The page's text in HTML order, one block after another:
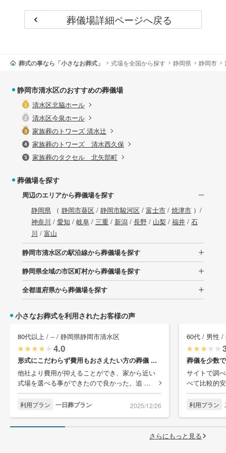
葬儀場詳細ページへ戻る
葬式の事なら「小さなお葬式」 式場を全国から探す 静岡県 静岡市
静岡市清水区のおすすめの葬儀場
清水区北脇ホール
清水区今泉ホール
家族葬のトワーズ 清水辻
家族葬のトワーズ 清水西久保
家族葬のタクセル 北矢部町
葬儀場を探す
周辺のエリアから葬儀場を探す
静岡県（ 静岡市葵区 / 静岡市駿河区 / 富士市/ 焼津市）/
神奈川 / 愛知 / 岐阜/ 三重/ 新潟/ 長野/ 山梨 / 福井/ 石
川 / 富山
静岡市清水区の駅沿線から葬儀場を探す
静岡県全域の市区町村から葬儀場を探す
全都道府県から葬儀場を探す
小さなお葬式を利用されたお客様の声
80代以上 / -- / 静岡県静岡市清水区
4.0
形式にこだわらず費用もおさえたい方の葬儀 ...
他社より費用が抑えることができ、家から近い
式場を選べる事ができたので良かった。追 ...
利用プラン 一日葬プラン 2025/12/26
60代 / 男性 /
葬儀を少数
サイトで調
べて比較的
利用プラン
さらにもっと見る